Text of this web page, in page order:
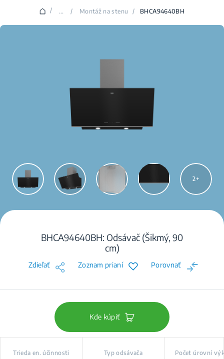
/ ... / Montáž na stenu / BHCA94640BH
2
BHCA94640BH: Odsávač (Šikmý, 90
cm)
Zdieľať Zoznam prianí Porovnať
Kde kúpiť
Trieda en. účinnosti Typ odsávača Počet úrovní